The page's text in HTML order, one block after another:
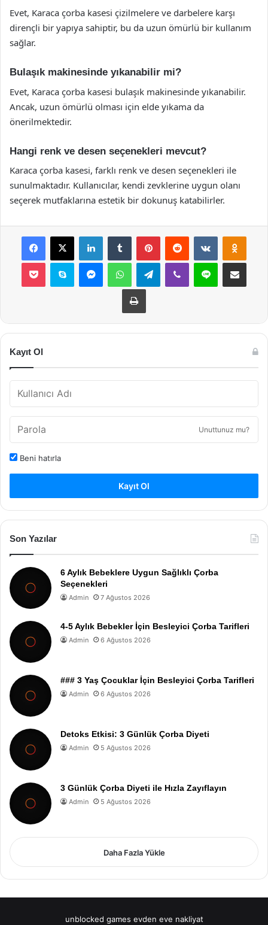
Evet, Karaca çorba kasesi çizilmelere ve darbelere karşı
dirençli bir yapıya sahiptir, bu da uzun ömürlü bir kullanım
sağlar.
Bulaşık makinesinde yıkanabilir mi?
Evet, Karaca çorba kasesi bulaşık makinesinde yıkanabilir.
Ancak, uzun ömürlü olması için elde yıkama da
önerilmektedir.
Hangi renk ve desen seçenekleri mevcut?
Karaca çorba kasesi, farklı renk ve desen seçenekleri ile
sunulmaktadır. Kullanıcılar, kendi zevklerine uygun olanı
seçerek mutfaklarına estetik bir dokunuş katabilirler.
Facebook
X LinkedInTumblr PinterestReddit VKontakte
Pocket Skype MessengerWhatsAppTelegramViber Line E-Posta ile
Yazdır
Kayıt Ol
Unuttunuz mu?
Beni hatırla
Kayıt Ol
Son Yazılar
6 Aylık Bebeklere Uygun Sağlıklı Çorba
Seçenekleri
Admin 7 Ağustos 2026
4-5 Aylık Bebekler İçin Besleyici Çorba Tarifleri
Admin 6 Ağustos 2026
### 3 Yaş Çocuklar İçin Besleyici Çorba Tarifleri
Admin 6 Ağustos 2026
Detoks Etkisi: 3 Günlük Çorba Diyeti
Admin 5 Ağustos 2026
3 Günlük Çorba Diyeti ile Hızla Zayıflayın
Admin 5 Ağustos 2026
Daha Fazla Yükle
unblocked games evden eve nakliyat